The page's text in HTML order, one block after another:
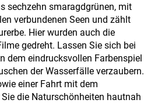
sechzehn smaragdgrünen, mit
verbundenen Seen und zählt
Hier wurden auch die
gedreht. Lassen Sie sich bei
dem eindrucksvollen Farbenspiel
der Wasserfälle verzaubern.
einer Fahrt mit dem
die Naturschönheiten hautnah